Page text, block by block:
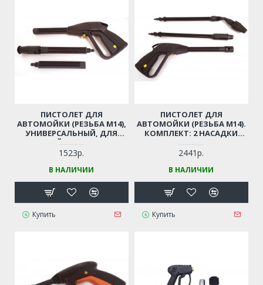
ПИСТОЛЕТ ДЛЯ
АВТОМОЙКИ (РЕЗЬБА М14),
УНИВЕРСАЛЬНЫЙ, ДЛЯ
КИТАЙСКИХ МОЕК
1523р.
В НАЛИЧИИ
Купить
ПИСТОЛЕТ ДЛЯ
АВТОМОЙКИ (РЕЗЬБА М14).
КОМПЛЕКТ: 2 НАСАДКИ
М14)
2441р.
В НАЛИЧИИ
Купить